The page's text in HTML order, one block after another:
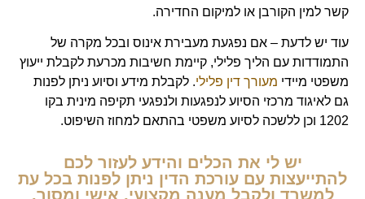
קשר למין הקורבן או למיקום החדירה.
עוד יש לדעת – אם נפגעת מעבירת אינוס ובכל מקרה של
התמודדות עם הליך פלילי, קיימת חשיבות מכרעת לקבלת ייעוץ
משפטי מיידי מעורך דין פלילי. לקבלת מידע וסיוע ניתן לפנות
גם לאיגוד מרכזי הסיוע לנפגעות ולנפגעי תקיפה מינית בקו
1202 וכן ללשכה לסיוע משפטי בהתאם למחוז השיפוט.
יש לי את הכלים והידע לעזור לכם
להתייעצות עם עורכת הדין ניתן לפנות בכל עת
למשרד ולקבל מענה מקצועי, אישי ומסור.